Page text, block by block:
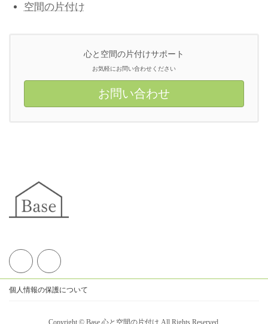
空間の片付け
心と空間の片付けサポート
お気軽にお問い合わせください
お問い合わせ
個人情報の保護について
Copyright © Base 心と空間の片付け All Rights Reserved.